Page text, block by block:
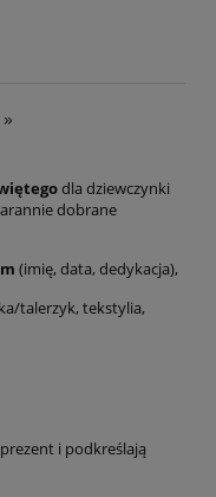
»
dla dziewczynki
dobrane
(imię, data, dedykacja),
talerzyk, tekstylia,
i podkreślają